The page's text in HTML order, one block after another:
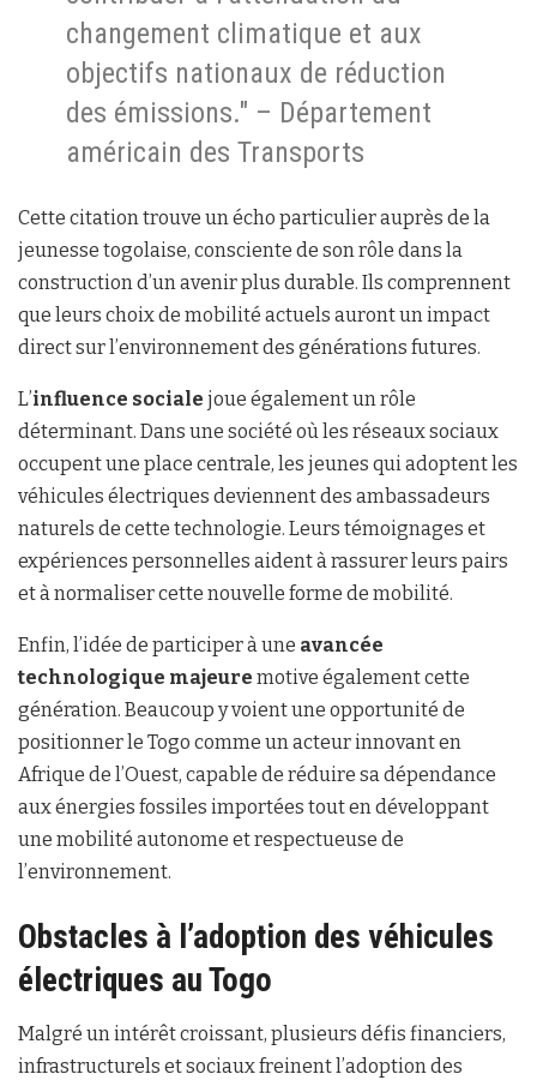
changement climatique et aux
objectifs nationaux de réduction
des émissions." – Département
américain des Transports
Cette citation trouve un écho particulier auprès de la
jeunesse togolaise, consciente de son rôle dans la
construction d’un avenir plus durable. Ils comprennent
que leurs choix de mobilité actuels auront un impact
direct sur l’environnement des générations futures.
L’influence sociale joue également un rôle
déterminant. Dans une société où les réseaux sociaux
occupent une place centrale, les jeunes qui adoptent les
véhicules électriques deviennent des ambassadeurs
naturels de cette technologie. Leurs témoignages et
expériences personnelles aident à rassurer leurs pairs
et à normaliser cette nouvelle forme de mobilité.
Enfin, l’idée de participer à une avancée
technologique majeure motive également cette
génération. Beaucoup y voient une opportunité de
positionner le Togo comme un acteur innovant en
Afrique de l’Ouest, capable de réduire sa dépendance
aux énergies fossiles importées tout en développant
une mobilité autonome et respectueuse de
l’environnement.
Obstacles à l’adoption des véhicules
électriques au Togo
Malgré un intérêt croissant, plusieurs défis financiers,
infrastructurels et sociaux freinent l’adoption des